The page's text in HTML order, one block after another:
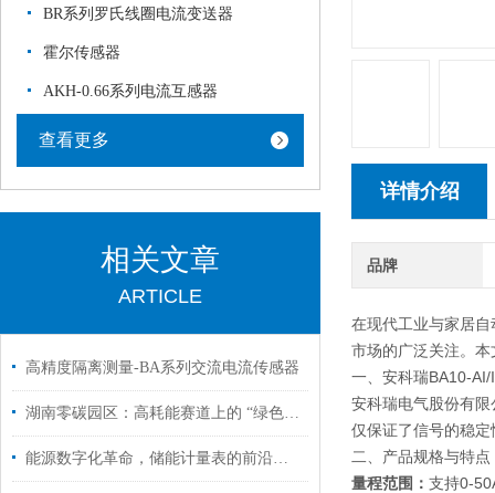
BR系列罗氏线圈电流变送器
霍尔传感器
AKH-0.66系列电流互感器
查看更多
相关文章
ARTICLE
高精度隔离测量-BA系列交流电流传感器
湖南零碳园区：高耗能赛道上的 “绿色转身” 与破茧新生
能源数字化革命，储能计量表的前沿应用
详情介绍
品牌
在现代工业与家居
市场的广泛关注。
一、安科瑞BA10-
安科瑞电气股份有
仅保证了信号的稳
二、产品规格与特点
量程范围： 支持0-